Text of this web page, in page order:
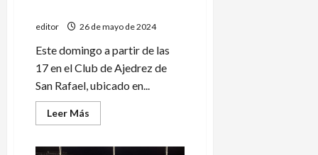
editor 26 de mayo de 2024
Este domingo a partir de las
17 en el Club de Ajedrez de
San Rafael, ubicado en...
Leer Más
más